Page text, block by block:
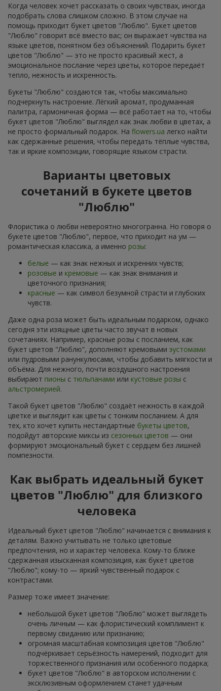
Когда человек хочет рассказать о своих чувствах, иногда
подобрать слова слишком сложно. В этом случае на
помощь приходит букет цветов "Люблю". Букет цветов
"Люблю" говорит всё вместо вас; он выражает чувства на
языке цветов, понятном без объяснений. Подарить букет
цветов "Люблю" — это не просто красивый жест, а
эмоциональное послание через цветы, которое передаёт
тепло, нежность и искренность.
Букеты "Люблю" создаются так, чтобы максимально
подчеркнуть настроение. Лёгкий аромат, продуманная
палитра, гармоничная форма — всё работает на то, чтобы
букет цветов "Люблю" выглядел как знак любви в цветах, а
не просто формальный подарок. На flowers.ua легко найти
как сдержанные решения, чтобы передать тёплые чувства,
так и яркие композиции, говорящие языком страсти.
Варианты цветовых
сочетаний в букете цветов
"Люблю"
Флористика о любви невероятно многогранна. Но говоря о
букете цветов "Люблю", первое, что приходит на ум —
романтическая классика, а именно розы:
белые — как знак нежных и искренних чувств;
розовые и кремовые — как знак внимания и
цветочного признания;
красные — как символ безумной страсти и глубоких
чувств.
Даже одна роза может быть идеальным подарком, однако
сегодня эти изящные цветы часто звучат в новых
сочетаниях. Например, красные розы с посланием, как
букет цветов "Люблю", дополняют кремовыми эустомами
или пудровыми ранункулюсами, чтобы добавить мягкости и
объёма. Для нежного, почти воздушного настроения
выбирают пионы с тюльпанами или кустовые розы с
альстромерией.
Такой букет цветов "Люблю" создаёт нежность в каждой
цветке и выглядит как цветы с тонким посланием. А для
тех, кто хочет купить нестандартные букеты цветов,
подойдут авторские миксы из сезонных цветов — они
формируют эмоциональный букет с сердцем без лишней
помпезности.
Как выбрать идеальный букет
цветов "Люблю" для близкого
человека
Идеальный букет цветов "Люблю" начинается с внимания к
деталям. Важно учитывать не только цветовые
предпочтения, но и характер человека. Кому-то ближе
сдержанная изысканная композиция, как букет цветов
"Люблю"; кому-то — яркий чувственный подарок с
контрастами.
Размер тоже имеет значение:
небольшой букет цветов "Люблю" может выглядеть
очень личным — как флористический комплимент к
первому свиданию или признанию;
огромная масштабная композиция цветов "Люблю"
подчёркивает серьёзность намерений, подходит для
торжественного признания или особенного подарка;
букет цветов "Люблю" в авторском исполнении с
эксклюзивным оформлением станет удачным